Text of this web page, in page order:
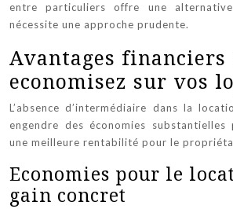
entre particuliers offre une
nécessite une approche prudente.
Avantages financiers
economisez sur vos
L’absence d’intermédiaire dans la
engendre des économies
une meilleure rentabilité pour le
Economies pour le
gain concret